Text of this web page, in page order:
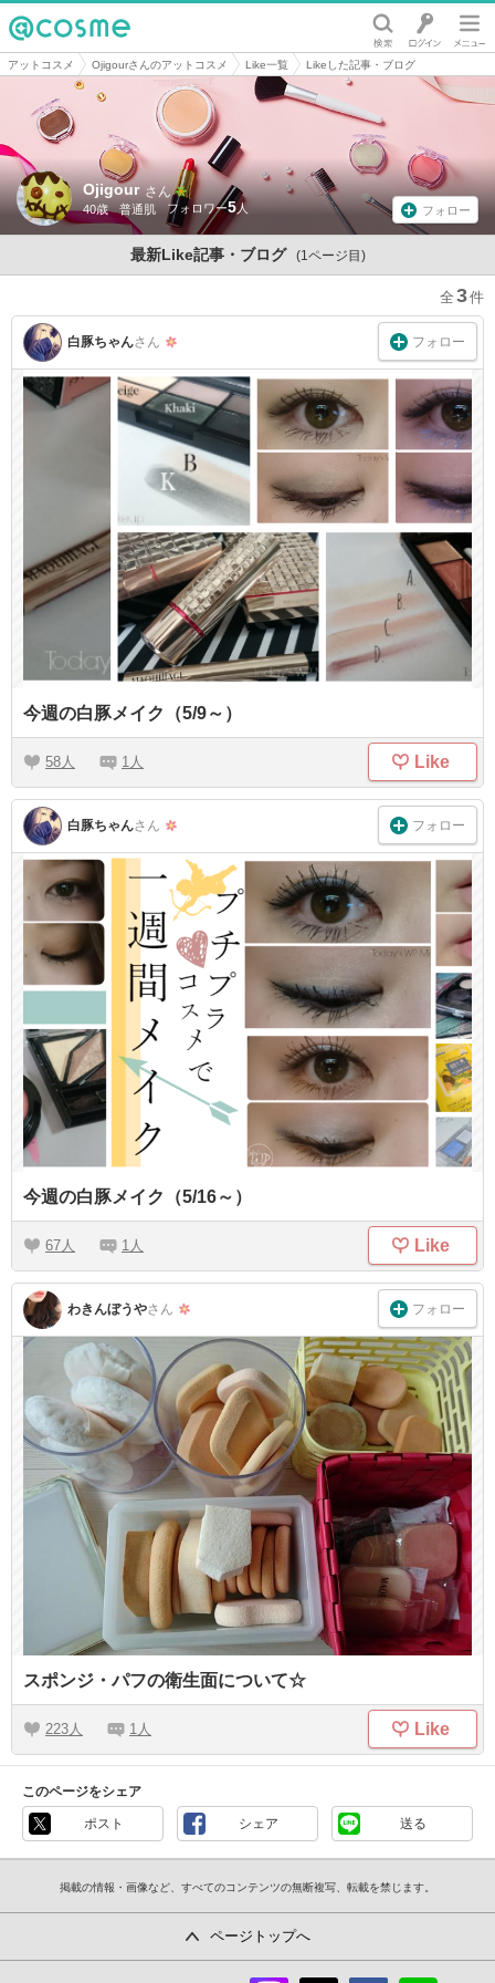
@cosme
アットコスメ Ojigourさんのアットコスメ Like一覧 Likeした記事・ブログ
Ojigour さん
40歳 普通肌 5 フォロー
最新Like記事・ブログ (1ページ目)
3
白豚ちゃんさん フォロー
今週の白豚メイク（5/9～）
58 1 Like
白豚ちゃんさん フォロー
今週の白豚メイク（5/16～）
67 1 Like
わきんぼうやさん フォロー
スポンジ・パフの衛生面について☆
223 1 Like
このページをシェア
ポスト シェア 送る
掲載の情報・画像など、すべてのコンテンツの無断複写、転載を禁じます。
ページトップへ